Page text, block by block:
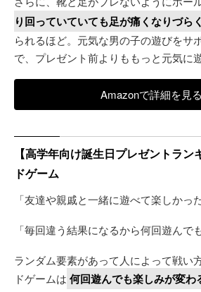
り回っていていても足が痛くなりづらく
られるほど。元気な男の子の遊びをサ
で、プレゼント前よりももっと元気に
Amazonで詳細を見る
【高学年向け誕生日プレゼントラ
ドゲーム
「友達や親戚と一緒に遊べて楽しかっ
「毎回違う結果になるから何回遊んで
ランダム要素があって人によって戦い
ドゲームは 何回遊んでも楽しみが変わ